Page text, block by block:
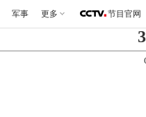
军事 更多 节目官网